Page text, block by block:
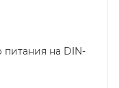
питания на DIN-